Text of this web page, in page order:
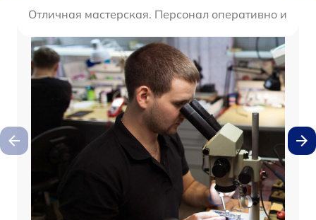
Отличная мастерская. Персонал оперативно и